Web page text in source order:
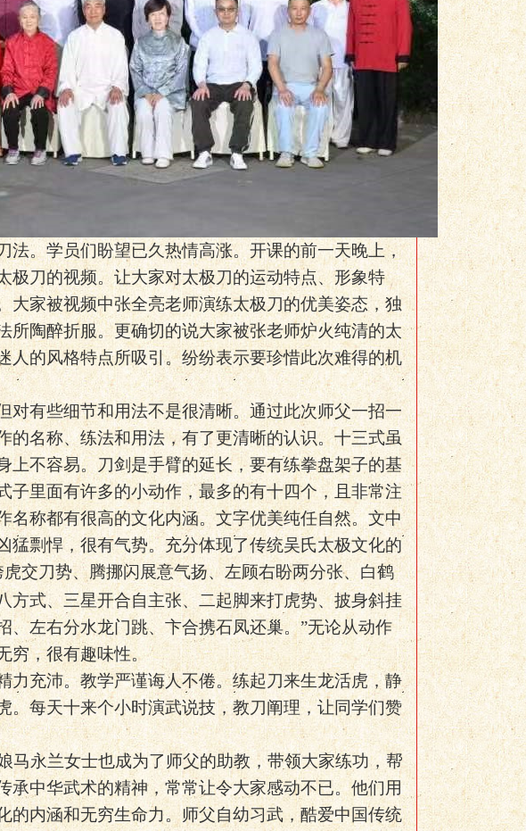
法。学员们盼望已久热情高涨。开课的前一天晚上，
极刀的视频。让大家对太极刀的运动特点、形象特
大家被视频中张全亮老师演练太极刀的优美姿态，独
所陶醉折服。更确切的说大家被张老师炉火纯清的太
人的风格特点所吸引。纷纷表示要珍惜此次难得的机
对有些细节和用法不是很清晰。通过此次师父一招一
的名称、练法和用法，有了更清晰的认识。十三式虽
上不容易。刀剑是手臂的延长，要有练拳盘架子的基
子里面有许多的小动作，最多的有十四个，且非常注
名称都有很高的文化内涵。文字优美纯任自然。文中
猛剽悍，很有气势。充分体现了传统吴氏太极文化的
虎交刀势、腾挪闪展意气扬、左顾右盼两分张、白鹤
方式、三星开合自主张、二起脚来打虎势、披身斜挂
、左右分水龙门跳、卞合携石凤还巢。”无论从动作
穷，很有趣味性。
力充沛。教学严谨诲人不倦。练起刀来生龙活虎，静
。每天十来个小时演武说技，教刀阐理，让同学们赞
马永兰女士也成为了师父的助教，带领大家练功，帮
承中华武术的精神，常常让令大家感动不已。他们用
的内涵和无穷生命力。师父自幼习武，酷爱中国传统